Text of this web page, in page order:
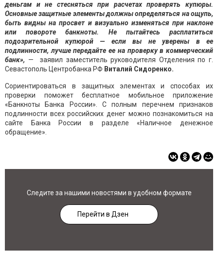
деньгам и не стесняться при расчетах проверять купюры.
Основные защитные элементы должны определяться на ощупь,
быть видны на просвет и визуально изменяться при наклоне
или повороте банкноты. Не пытайтесь расплатиться
подозрительной купюрой — если вы не уверены в ее
подлинности, лучше передайте ее на проверку в коммерческий
банк», — заявил заместитель руководителя Отделения по г.
Севастополь Центробанка РФ Виталий Сидоренко.
Сориентироваться в защитных элементах и способах их
проверки поможет бесплатное мобильное приложение
«Банкноты Банка России». С полным перечнем признаков
подлинности всех российских денег можно познакомиться на
сайте Банка России в разделе «Наличное денежное
обращение».
Следите за нашими новостями в удобном формате
Перейти в Дзен